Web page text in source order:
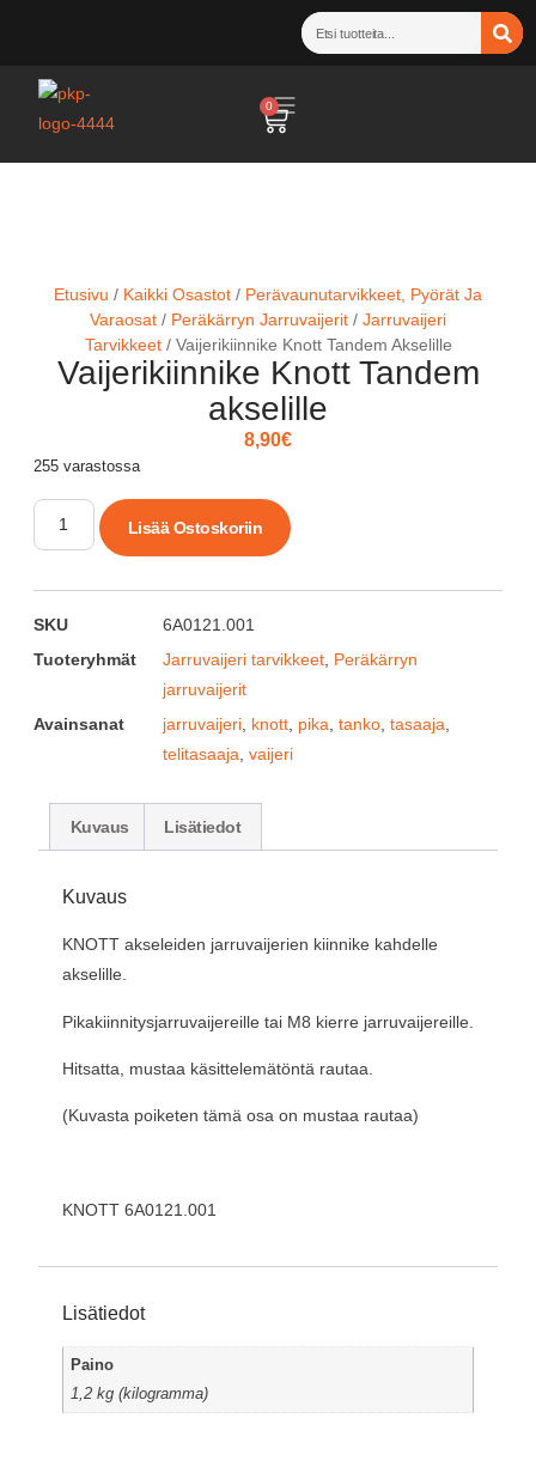
0
Etusivu / Kaikki Osastot / Perävaunutarvikkeet, Pyörät Ja
Varaosat / Peräkärryn Jarruvaijerit / Jarruvaijeri
Tarvikkeet/ Vaijerikiinnike Knott Tandem Akselille
Vaijerikiinnike Knott Tandem
akselille
8,90€
255 varastossa
Lisää Ostoskoriin
SKU
6A0121.001
Tuoteryhmät
Jarruvaijeri tarvikkeet Peräkärryn
jarruvaijerit
Avainsanat
jarruvaijeri knott pika tanko tasaaja
telitasaaja vaijeri
Kuvaus Lisätiedot
Kuvaus
KNOTT akseleiden jarruvaijerien kiinnike kahdelle
akselille.
Pikakiinnitysjarruvaijereille tai M8 kierre jarruvaijereille.
Hitsatta, mustaa käsittelemätöntä rautaa.
(Kuvasta poiketen tämä osa on mustaa rautaa)
KNOTT 6A0121.001
Lisätiedot
Paino
1,2 kg (kilogramma)